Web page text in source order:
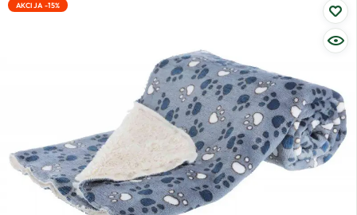
AKCIJA -15%